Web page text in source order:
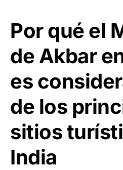
Por qué el
de Akbar
es
de los
sitios
India